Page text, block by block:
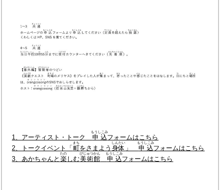
1、アーティスト・トーク 申込
もうしこみ
フォームはこちら
2、トークイベント「 町
まち
をさまよう 身体︎
しんたい
」 申込
もうしこみ
フォームはこちら
3、あかちゃんと 楽
たの
しむ美術館
びじゅつかん
申込
もうしこみ
フォームはこちら